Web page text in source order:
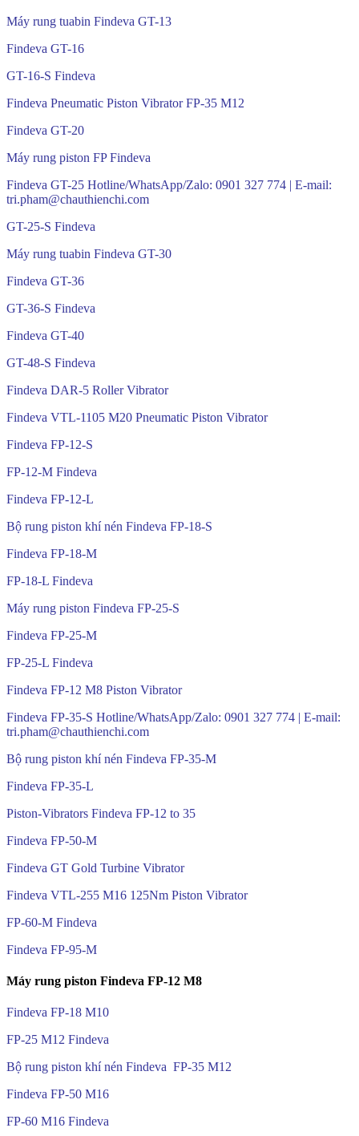
Máy rung tuabin Findeva GT-13
Findeva GT-16
GT-16-S Findeva
Findeva Pneumatic Piston Vibrator FP-35 M12
Findeva GT-20
Máy rung piston FP Findeva
Findeva GT-25 Hotline/WhatsApp/Zalo: 0901 327 774 | E-mail:
tri.pham@chauthienchi.com
GT-25-S Findeva
Máy rung tuabin Findeva GT-30
Findeva GT-36
GT-36-S Findeva
Findeva GT-40
GT-48-S Findeva
Findeva DAR-5 Roller Vibrator
Findeva VTL-1105 M20 Pneumatic Piston Vibrator
Findeva FP-12-S
FP-12-M Findeva
Findeva FP-12-L
Bộ rung piston khí nén Findeva FP-18-S
Findeva FP-18-M
FP-18-L Findeva
Máy rung piston Findeva FP-25-S
Findeva FP-25-M
FP-25-L Findeva
Findeva FP-12 M8 Piston Vibrator
Findeva FP-35-S Hotline/WhatsApp/Zalo: 0901 327 774 | E-mail:
tri.pham@chauthienchi.com
Bộ rung piston khí nén Findeva FP-35-M
Findeva FP-35-L
Piston-Vibrators Findeva FP-12 to 35
Findeva FP-50-M
Findeva GT Gold Turbine Vibrator
Findeva VTL-255 M16 125Nm Piston Vibrator
FP-60-M Findeva
Findeva FP-95-M
Máy rung piston Findeva FP-12 M8
Findeva FP-18 M10
FP-25 M12 Findeva
Bộ rung piston khí nén Findeva FP-35 M12
Findeva FP-50 M16
FP-60 M16 Findeva